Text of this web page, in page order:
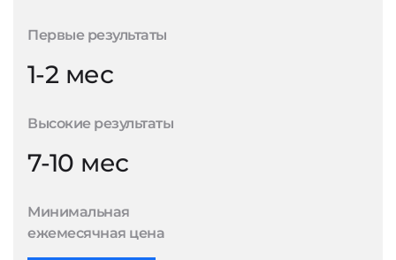
Первые результаты
1-2 мес
Высокие результаты
7-10 мес
Минимальная
ежемесячная цена